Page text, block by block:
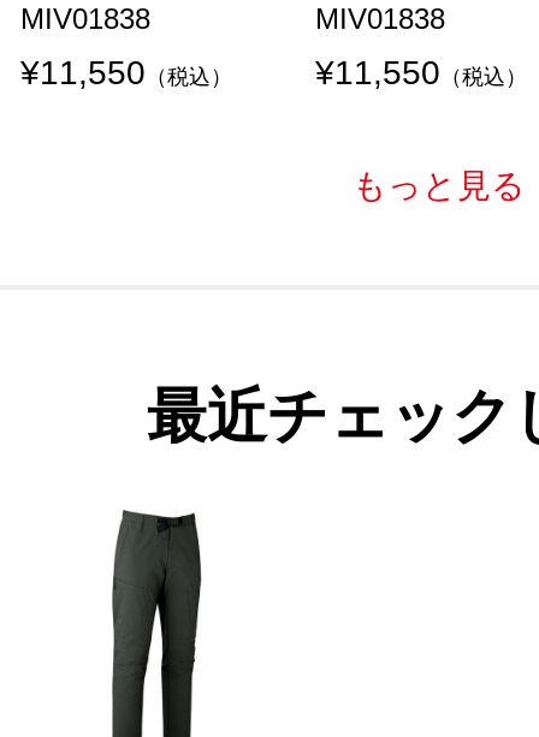
MIV01838
¥11,550 （税込）
MIV01838
¥11,550 （税込）
もっと見る
最近チェック